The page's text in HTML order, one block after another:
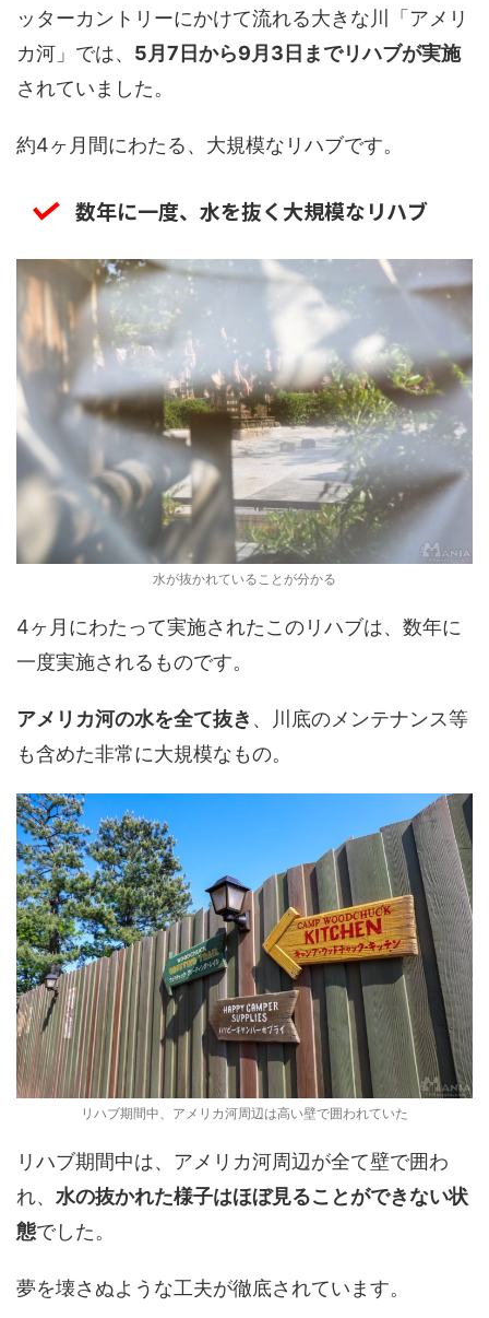
ッターカントリーにかけて流れる大きな川「アメリ
カ河」では、 5月7日から9月3日までリハブが実施
されていました。
約4ヶ月間にわたる、大規模なリハブです。
数年に一度、水を抜く大規模なリハブ
水が抜かれていることが分かる
4ヶ月にわたって実施されたこのリハブは、数年に
一度実施されるものです。
アメリカ河の水を全て抜き 、川底のメンテナンス等
も含めた非常に大規模なもの。
リハブ期間中、アメリカ河周辺は高い壁で囲われていた
リハブ期間中は、アメリカ河周辺が全て壁で囲わ
れ、 水の抜かれた様子はほぼ見ることができない状
態でした。
夢を壊さぬような工夫が徹底されています。